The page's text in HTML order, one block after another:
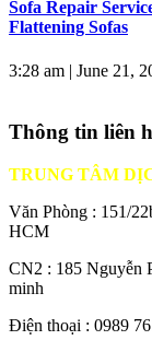
Sofa Repair
Flattening Sofas
3:28 am | June 21,
Thông tin liên
TRUNG TÂM
Văn Phòng : 151/
HCM
CN2 : 185 Nguyễn
minh
Điện thoại : 0989